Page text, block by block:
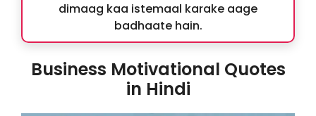
dimaag kaa istemaal karake aage
badhaate hain.
Business Motivational Quotes
in Hindi